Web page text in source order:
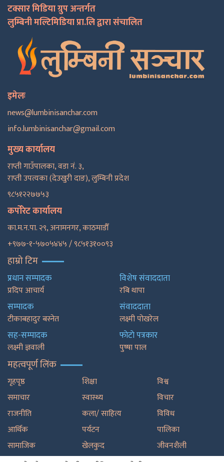
टक्सार मिडिया ग्रुप अन्तर्गत
लुम्बिनी मल्टिमिडिया प्रा.लि द्वारा संचालित
इमेलः
news@lumbinisanchar.com
info.lumbinisanchar@gmail.com
मुख्य कार्यालय
राप्ती गाउँपालका, वडा नं. ३,
राप्ती उपत्यका (देउखुरी दाङ), लुम्बिनी प्रदेश
९८५१२२७७५३
कर्पोरेट कार्यालय
का.म.न.पा. २९, अनामनगर, काठमाडाैँ
+९७७-१-५७०५४४५ / ९८५१३१००९३
हाम्रो टिम
प्रधान सम्पादक
प्रदिप आचार्य
सम्पादक
टीकाबहादुर बस्नेत
सह-सम्पादक
लक्ष्मी ज्ञवाली
विशेष संवाददाता
रबि थापा
संवाददाता
लक्ष्मी पोखरेल
फाेटाे पत्रकार
पुष्षा पाल
महत्वपूर्ण लिंक
गृहपृष्ठ
समाचार
राजनीति
आर्थिक
सामाजिक
शिक्षा
स्वास्थ्य
कला/ साहित्य
पर्यटन
खेलकुद
विश्व
विचार
विविध
पालिका
जीवनशैली